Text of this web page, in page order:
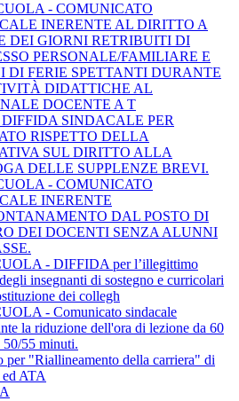
- COMUNICATO
INERENTE AL DIRITTO A
DEI GIORNI RETRIBUITI DI
PERSONALE/FAMILIARE E
DI FERIE SPETTANTI DURANTE
DIDATTICHE AL
DOCENTE A T
DIFFIDA SINDACALE PER
RISPETTO DELLA
SUL DIRITTO ALLA
DELLE SUPPLENZE BREVI.
- COMUNICATO
INERENTE
DAL POSTO DI
DEI DOCENTI SENZA ALUNNI
- DIFFIDA per l’illegittimo
insegnanti di sostegno e curricolari
dei collegh
- Comunicato sindacale
la riduzione dell'ora di lezione da 60
50/55 minuti.
per "Riallineamento della carriera" di
ATA